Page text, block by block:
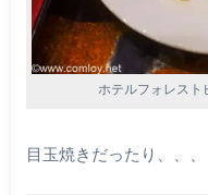
ホテルフォレスト
目玉焼きだったり、、、